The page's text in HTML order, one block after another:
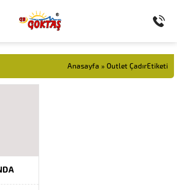
Anasayfa » Outlet ÇadırEtiketi